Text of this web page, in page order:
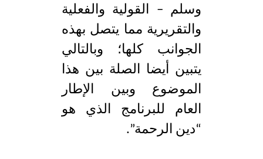
وسلم – القولية والفعلية
والتقريرية مما يتصل بهذه
الجوانب كلها؛ وبالتالي
يتبين أيضا الصلة بين هذا
الموضوع وبين الإطار
العام للبرنامج الذي هو
“دين الرحمة”.